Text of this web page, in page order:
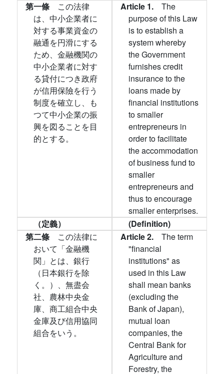
第一條 この法律
は、中小企業者に
対する事業資金の
融通を円滑にする
ため、金融機関の
中小企業者に対す
る貸付につき政府
が信用保險を行う
制度を確立し、も
つて中小企業の振
興を図ることを目
的とする。
Article 1. The
purpose of this Law
is to establish a
system whereby
the Government
furnishes credit
insurance to the
loans made by
financial institutions
to smaller
entrepreneurs in
order to facilitate
the accommodation
of business fund to
smaller
entrepreneurs and
thus to encourage
smaller enterprises.
（定義）
(Definition)
第二條 この法律に
おいて「金融機
関」とは、銀行
（日本銀行を除
く。）、無盡会
社、農林中央金
庫、商工組合中央
金庫及び信用協同
組合をいう。
Article 2. The term
"financial
institutions" as
used in this Law
shall mean banks
(excluding the
Bank of Japan),
mutual loan
companies, the
Central Bank for
Agriculture and
Forestry, the